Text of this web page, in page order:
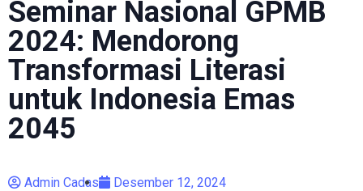
Seminar Nasional GPMB
2024: Mendorong
Transformasi Literasi
untuk Indonesia Emas
2045
Admin Cadas Desember 12, 2024